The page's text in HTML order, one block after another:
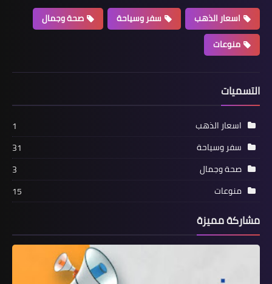
اسعار الذهب سفر وسياحة
صحة وجمال
منوعات
التسميات
اسعار الذهب
1
سفر وسياحة
31
صحة وجمال
3
منوعات
15
مشاركة مميزة